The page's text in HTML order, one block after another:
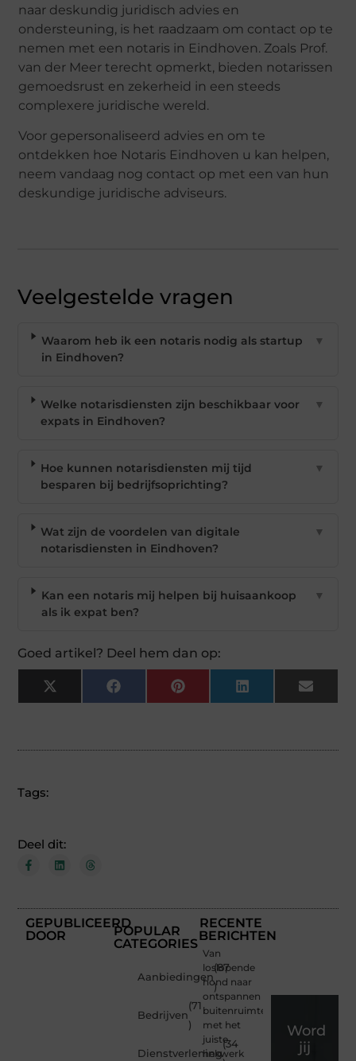
naar deskundig juridisch advies en
ondersteuning, is het raadzaam om contact op te
nemen met een notaris in Eindhoven. Zoals Prof.
van der Meer terecht opmerkt, bieden notarissen
gemoedsrust en zekerheid in een steeds
complexere juridische wereld.
Voor gepersonaliseerd advies en om te
ontdekken hoe Notaris Eindhoven u kan helpen,
neem vandaag nog contact op met een van hun
deskundige juridische adviseurs.
Veelgestelde vragen
Waarom heb ik een notaris nodig als startup
in Eindhoven?
▼
Welke notarisdiensten zijn beschikbaar voor
expats in Eindhoven?
▼
Hoe kunnen notarisdiensten mij tijd
besparen bij bedrijfsoprichting?
▼
Wat zijn de voordelen van digitale
notarisdiensten in Eindhoven?
▼
Kan een notaris mij helpen bij huisaankoop
als ik expat ben?
▼
Goed artikel? Deel hem dan op:
X
(Twitter)
Facebook Pinterest LinkedIn Email
Tags:
Deel dit:
GEPUBLICEERD
DOOR
POPULAR
CATEGORIES
Aanbiedingen
(87
)
Bedrijven
(71
)
Dienstverlening
(34
RECENTE
BERICHTEN
Van
loslopende
hond naar
ontspannen
buitenruimte
met het
juiste
hekwerk
Word
jij